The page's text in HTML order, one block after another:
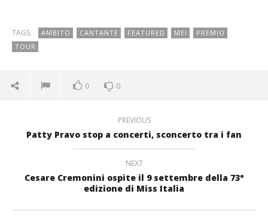
TAGS: AMBITO CANTANTE FEATURED MEI
PREMIO
TOUR
0 0
PREVIOUS
Patty Pravo stop a concerti, sconcerto tra i fan
NEXT
Cesare Cremonini ospite il 9 settembre della 73°
edizione di Miss Italia